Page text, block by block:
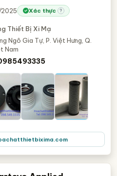
2025 Xác thực ?
Thiết Bị Xi Mạ
Ngô Gia Tự, P. Việt Hưng, Q.
Nam